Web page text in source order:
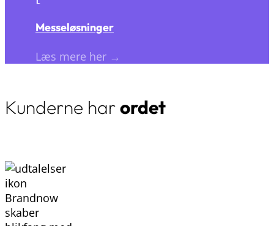
Messeløsninger
Læs mere her →
Kunderne harordet